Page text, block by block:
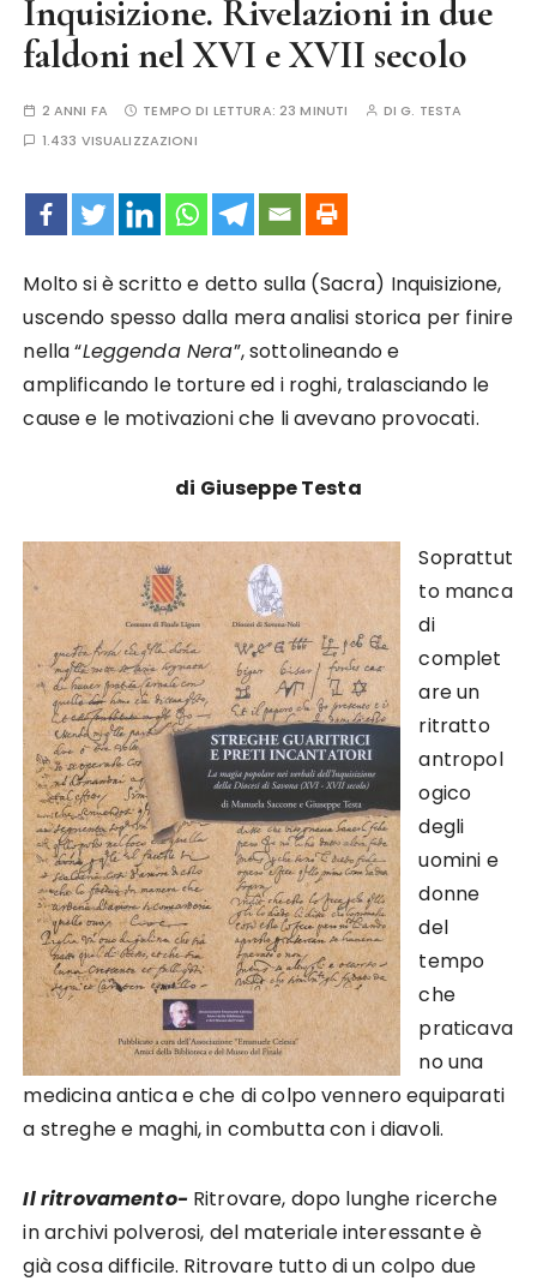
Inquisizione. Rivelazioni in due
faldoni nel XVI e XVII secolo
2 ANNI FA TEMPO DI LETTURA:23 MINUTI DIG. TESTA
1.433 VISUALIZZAZIONI
Molto si è scritto e detto sulla (Sacra) Inquisizione,
uscendo spesso dalla mera analisi storica per finire
nella “Leggenda Nera”, sottolineando e
amplificando le torture ed i roghi, tralasciando le
cause e le motivazioni che li avevano provocati.
di Giuseppe Testa
Soprattut
to manca
di
complet
are un
ritratto
antropol
ogico
degli
uomini e
donne
del
tempo
che
praticava
no una
medicina antica e che di colpo vennero equiparati
a streghe e maghi, in combutta con i diavoli.
Il ritrovamento- Ritrovare, dopo lunghe ricerche
in archivi polverosi, del materiale interessante è
già cosa difficile. Ritrovare tutto di un colpo due